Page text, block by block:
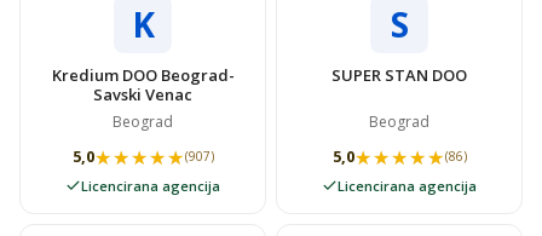
K
Kredium DOO Beograd-
Savski Venac
Beograd
5,0★★★★★
★★★★★(907)
Licencirana agencija
S
SUPER STAN DOO
Beograd
5,0★★★★★
★★★★★(86)
Licencirana agencija